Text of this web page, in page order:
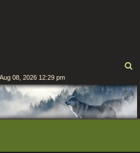
c
e
08, 2026 12:29 pm